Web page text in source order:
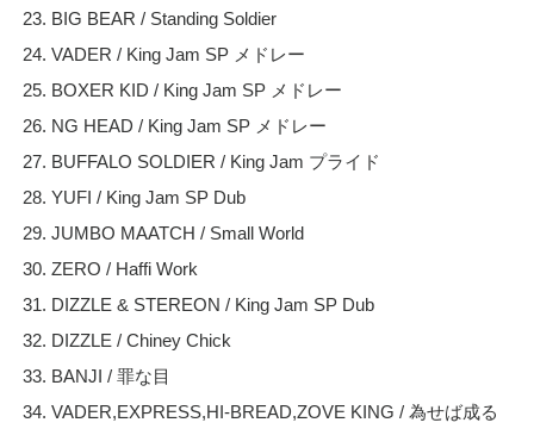
23. BIG BEAR / Standing Soldier
24. VADER / King Jam SP メドレー
25. BOXER KID / King Jam SP メドレー
26. NG HEAD / King Jam SP メドレー
27. BUFFALO SOLDIER / King Jam プライド
28. YUFI / King Jam SP Dub
29. JUMBO MAATCH / Small World
30. ZERO / Haffi Work
31. DIZZLE & STEREON / King Jam SP Dub
32. DIZZLE / Chiney Chick
33. BANJI / 罪な目
34. VADER,EXPRESS,HI-BREAD,ZOVE KING / 為せば成る